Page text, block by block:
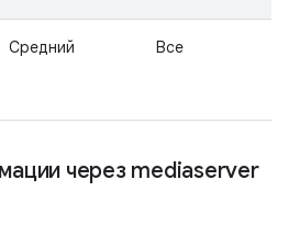
Средний Все
через mediaserver